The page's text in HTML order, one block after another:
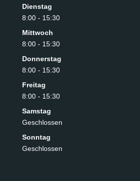
Dienstag
8:00 - 15:30
Mittwoch
8:00 - 15:30
Donnerstag
8:00 - 15:30
Freitag
8:00 - 15:30
Samstag
Geschlossen
Sonntag
Geschlossen